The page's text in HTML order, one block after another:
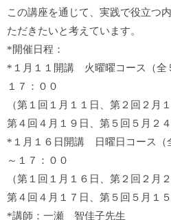
この講座を通じて、実践で役立つ
ただきたいと考えています。
*開催日程：
*１月１１開講 火曜曜コース（全
１７：００
（第１回１月１１日、第２回２月
第４回４月１９日、第５回５月２４
*１月１６日開講 日曜日コース（
～１７：００
（第１回１月１６日、第２回２月
第４回４月１７日、第５回５月１５
*講師：一瀬 智佳子先生